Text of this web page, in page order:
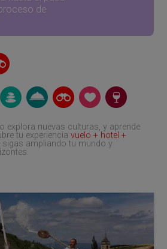
de
explora nuevas culturas, y aprende
tu experienciavuelo + hotel +
sigas ampliando tu mundo y